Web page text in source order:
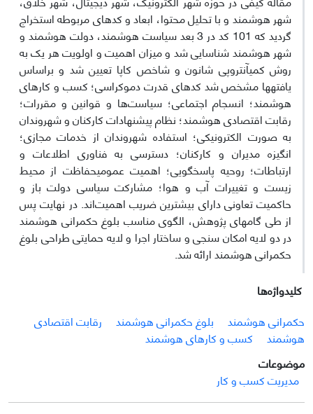
شهر هوشمند و با تحلیل محتوا، ابعاد و کدهای مربوطه استخراج
گردید که ‏101 کد در 3 ‏بعد سیاست هوشمند، دولت هوشمند و
شهر هوشمند شناسایی شد و میزان اهمیت و اولویت هر یک به
روش کمی‏آنتروپی شانون و شاخص کاپا تعیین شد و براساس
یافته‏ها مشخص شد کدهای قدرت دموکراسی؛ کسب و کارهای
هوشمند؛ انسجام اجتماعی؛ سیاست‌ها و قوانین و مقررات؛
رقابت اقتصادی هوشمند؛ نظام پیشنهادات کارکنان و شهروندان
به صورت الکترونیکی؛ استفاده شهروندان از خدمات مجازی؛
انگیزه مدیران و کارکنان؛ دسترسی به فناوری اطلاعات و
ارتباطات؛ روحیه پاسخگویی؛ اهمیت عمومی‏حفاظت از محیط
زیست و تغییرات آب و هوا؛ مشارکت سیاسی دولت باز و
حاکمیت تعاونی دارای بیشترین ضریب اهمیت‌اند. در نهایت پس
از طی گام‏های پژوهش، الگوی مناسب بلوغ حکمرانی هوشمند
در دو لایه امکان سنجی و ساختار اجرا و لایه حمایتی طراحی بلوغ
حکمرانی هوشمند ارائه شد.
کلیدواژه‌ها
حکمرانی هوشمند
بلوغ حکمرانی هوشمند
رقابت اقتصادی
هوشمند
کسب و کارهای هوشمند
موضوعات
مدیریت کسب و کار